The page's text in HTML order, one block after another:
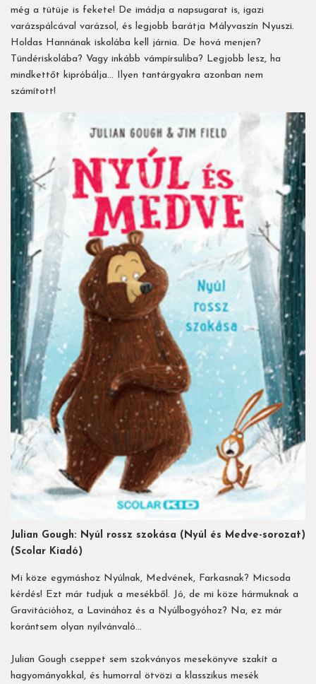
még a tütüje is fekete! De imádja a napsugarat is, igazi
varázspálcával varázsol, és legjobb barátja Mályvaszín Nyuszi.
Holdas Hannának iskolába kell járnia. De hová menjen?
Tündériskolába? Vagy inkább vámpírsuliba? Legjobb lesz, ha
mindkettőt kipróbálja… Ilyen tantárgyakra azonban nem
számított!
Julian Gough: Nyúl rossz szokása (Nyúl és Medve-sorozat)
(Scolar Kiadó)
Mi köze egymáshoz Nyúlnak, Medvének, Farkasnak? Micsoda
kérdés! Ezt már tudjuk a mesékből. Jó, de mi köze hármuknak a
Gravitációhoz, a Lavinához és a Nyúlbogyóhoz? Na, ez már
korántsem olyan nyilvánvaló…
Julian Gough cseppet sem szokványos mesekönyve szakít a
hagyományokkal, és humorral ötvözi a klasszikus mesék